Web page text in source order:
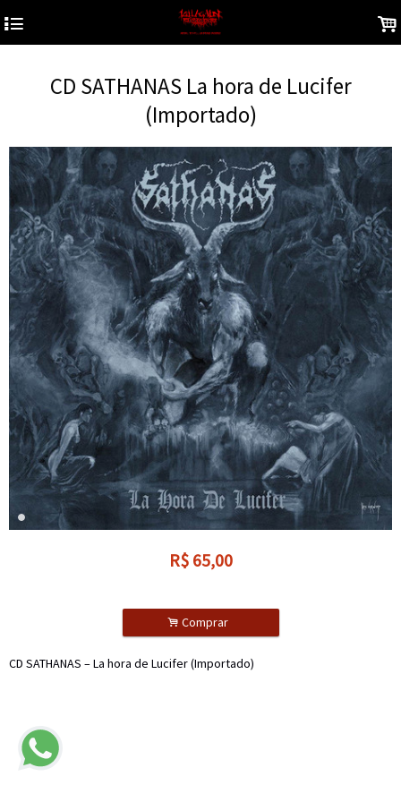
4 .
CD SATHANAS La hora de Lucifer
(Importado)
R$ 65,00
. Comprar
CD SATHANAS – La hora de Lucifer (Importado)